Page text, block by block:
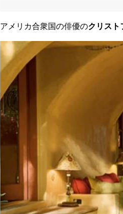
アメリカ合衆国の俳優のクリスト